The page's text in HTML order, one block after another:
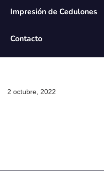
Impresión de Cedulones
Contacto
2 octubre, 2022